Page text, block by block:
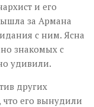
и его
за Армана
с ним. Ясна
знакомых с
удивили.
других
что его вынудили